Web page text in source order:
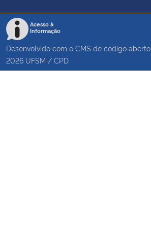
Acesso à
Informação
Desenvolvido com o CMS de código aberto
2026 UFSM / CPD